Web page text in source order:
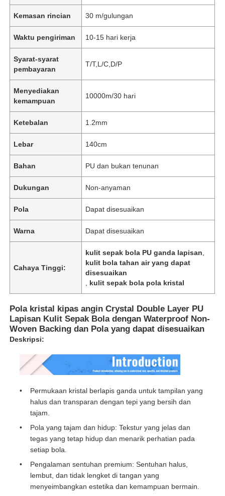
Kemasan rincian 30 m/gulungan
Waktu pengiriman 10-15 hari kerja
Syarat-syarat
pembayaran
T/T,L/C,D/P
Menyediakan
kemampuan
10000m/30 hari
Ketebalan 1.2mm
Lebar 140cm
Bahan PU dan bukan tenunan
Dukungan Non-anyaman
Pola Dapat disesuaikan
Warna Dapat disesuaikan
Cahaya Tinggi:
kulit sepak bola PU ganda lapisan
kulit bola tahan air yang dapat
disesuaikan
kulit sepak bola pola kristal
Pola kristal kipas angin Crystal Double Layer PU
Lapisan Kulit Sepak Bola dengan Waterproof Non-
Woven Backing dan Pola yang dapat disesuaikan
Deskripsi:
Permukaan kristal berlapis ganda untuk tampilan yang
halus dan transparan dengan tepi yang bersih dan
tajam.
Pola yang tajam dan hidup: Tekstur yang jelas dan
tegas yang tetap hidup dan menarik perhatian pada
setiap bola.
Pengalaman sentuhan premium: Sentuhan halus,
lembut, dan tidak lengket di tangan yang
menyeimbangkan estetika dan kemampuan bermain.